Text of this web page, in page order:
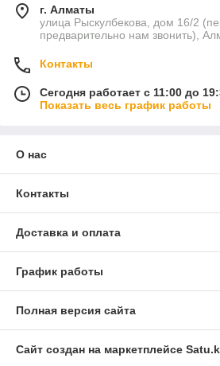
г. Алматы
улица Рыскулбекова, дом 16/2
предварительно нам звонить),
Контакты
Сегодня работает с 11:00 до
Показать весь график работы
О нас
Контакты
Доставка и оплата
График работы
Полная версия сайта
Сайт создан на маркетплейсе